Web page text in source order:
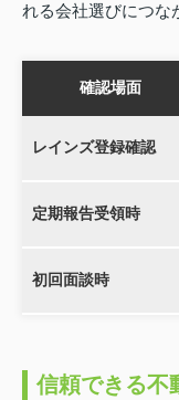
れる会社選びにつな
確認場面
レインズ登録確認
定期報告受領時
初回面談時
信頼できる不